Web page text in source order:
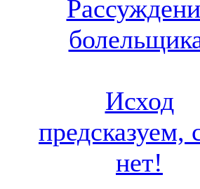
Исход
предсказуем,
нет!